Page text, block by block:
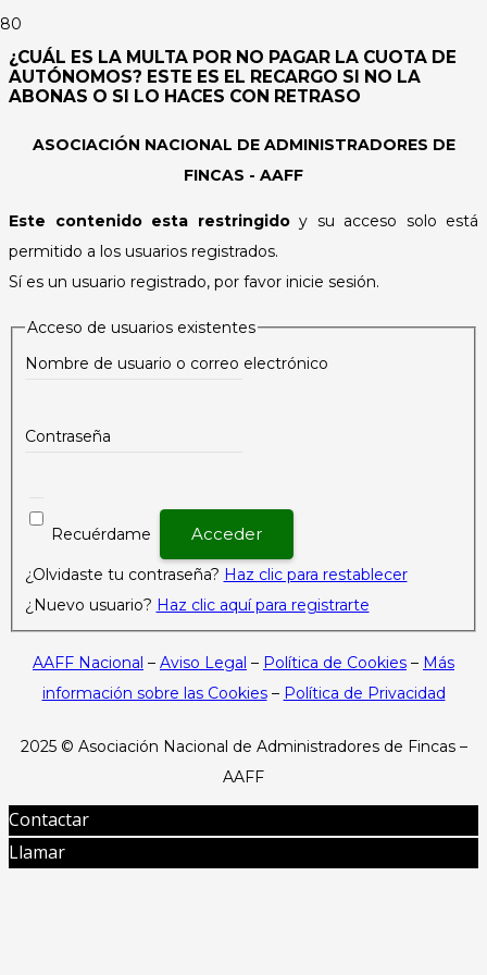
¿CUÁL ES LA MULTA POR NO PAGAR LA CUOTA DE
AUTÓNOMOS? ESTE ES EL RECARGO SI NO LA
ABONAS O SI LO HACES CON RETRASO
ASOCIACIÓN NACIONAL DE ADMINISTRADORES DE
FINCAS - AAFF
Este contenido esta restringidoy su acceso solo está
permitido a los usuarios registrados.
Sí es un usuario registrado, por favor inicie sesión.
Acceso de usuarios existentes
Nombre de usuario o correo electrónico
Contraseña
Recuérdame
¿Olvidaste tu contraseña? Haz clic para restablecer
¿Nuevo usuario? Haz clic aquí para registrarte
AAFF Nacional – Aviso Legal – Política de Cookies – Más
información sobre las Cookies– Política de Privacidad
2025 © Asociación Nacional de Administradores de Fincas –
AAFF
Contactar
Llamar